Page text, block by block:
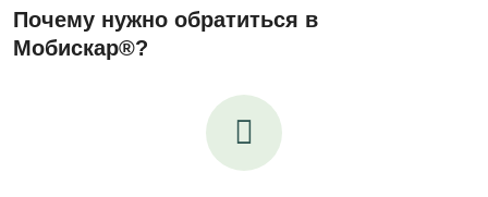
Почему нужно обратиться в
Мобискар®?